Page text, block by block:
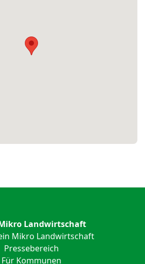
Landwirtschaft
Mikro Landwirtschaft
Pressebereich
Für Kommunen